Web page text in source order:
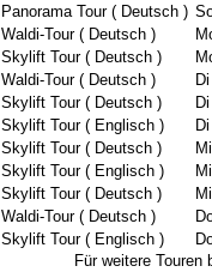
Panorama Tour ( Deutsch )
Waldi-Tour ( Deutsch )
Skylift Tour ( Deutsch )
Waldi-Tour ( Deutsch )
Di
Skylift Tour ( Deutsch )
Di
Skylift Tour ( Englisch )
Di
Skylift Tour ( Deutsch )
Mi
Skylift Tour ( Englisch )
Mi
Skylift Tour ( Deutsch )
Mi
Waldi-Tour ( Deutsch )
Skylift Tour ( Englisch )
Für weitere Touren